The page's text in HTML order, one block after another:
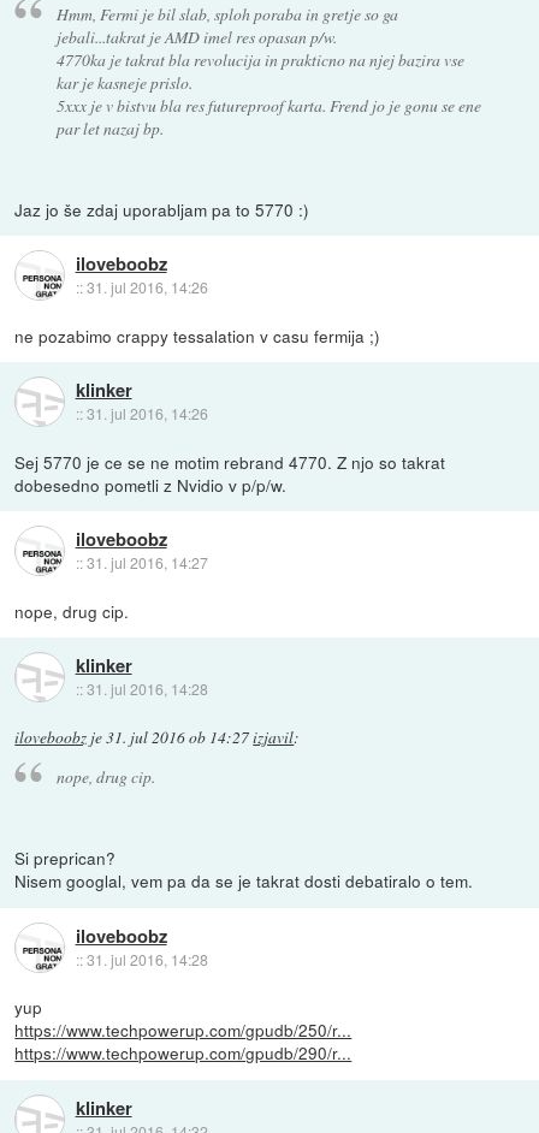
Hmm, Fermi je bil slab, sploh poraba in gretje so ga
jebali...takrat je AMD imel res opasan p/w.
4770ka je takrat bla revolucija in prakticno na njej bazira vse
kar je kasneje prislo.
5xxx je v bistvu bla res futureproof karta. Frend jo je gonu se ene
par let nazaj bp.
Jaz jo še zdaj uporabljam pa to 5770 :)
iloveboobz
::31. jul 2016, 14:26
ne pozabimo crappy tessalation v casu fermija ;)
klinker
::31. jul 2016, 14:26
Sej 5770 je ce se ne motim rebrand 4770. Z njo so takrat
dobesedno pometli z Nvidio v p/p/w.
iloveboobz
::31. jul 2016, 14:27
nope, drug cip.
klinker
::31. jul 2016, 14:28
iloveboobz je31. jul 2016 ob 14:27izjavil:
nope, drug cip.
Si preprican?
Nisem googlal, vem pa da se je takrat dosti debatiralo o tem.
iloveboobz
::31. jul 2016, 14:28
yup
https://www.techpowerup.com/gpudb/250/r...
https://www.techpowerup.com/gpudb/290/r...
klinker